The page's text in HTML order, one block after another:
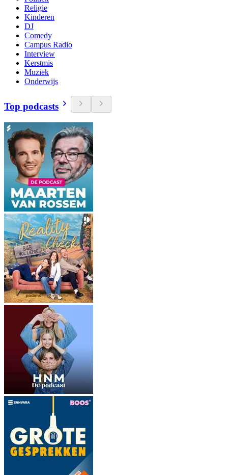
Religie
Kinderen
DJ
Comedy
Campus Radio
Interview
Kerstmis
Muziek
Onderwijs
Top podcasts